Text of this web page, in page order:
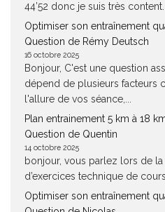
44’52 donc je suis très content.
Optimiser son entraînement
Question de Rémy Deutsch
16 octobre 2025
Bonjour, C'est une question
dépend de plusieurs facteurs
l'allure de vos séance,...
Plan entrainement 5 km à 18
Question de Quentin
14 octobre 2025
bonjour, vous parlez lors de
d’exercices technique de
Optimiser son entraînement